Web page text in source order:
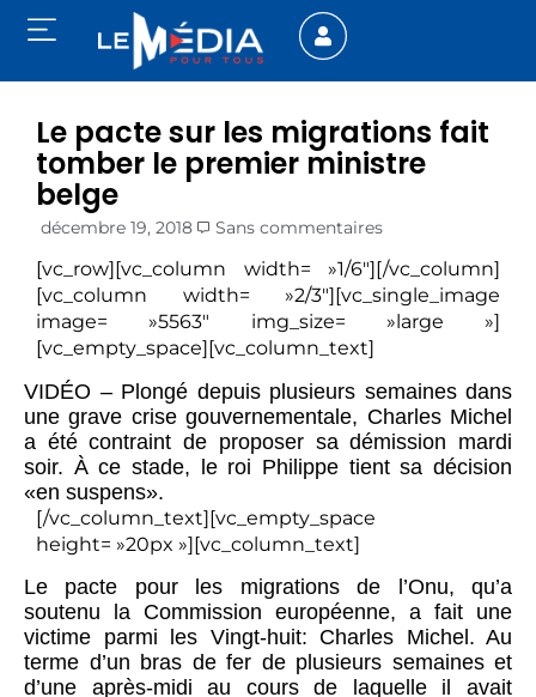
Le pacte sur les migrations fait
tomber le premier ministre
belge
décembre 19, 2018 Sans commentaires
[vc_row][vc_column width= »1/6″][/vc_column]
[vc_column width= »2/3″][vc_single_image
image= »5563″ img_size= »large »]
[vc_empty_space][vc_column_text]
VIDÉO – Plongé depuis plusieurs semaines dans
une grave crise gouvernementale, Charles Michel
a été contraint de proposer sa démission mardi
soir. À ce stade, le roi Philippe tient sa décision
«en suspens».
[/vc_column_text][vc_empty_space
height= »20px »][vc_column_text]
Le pacte pour les migrations de l’Onu, qu’a
soutenu la Commission européenne, a fait une
victime parmi les Vingt-huit: Charles Michel. Au
terme d’un bras de fer de plusieurs semaines et
d’une après-midi au cours de laquelle il avait